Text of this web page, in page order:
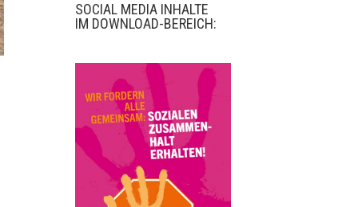
SOCIAL MEDIA INHALTE
IM DOWNLOAD-BEREICH: